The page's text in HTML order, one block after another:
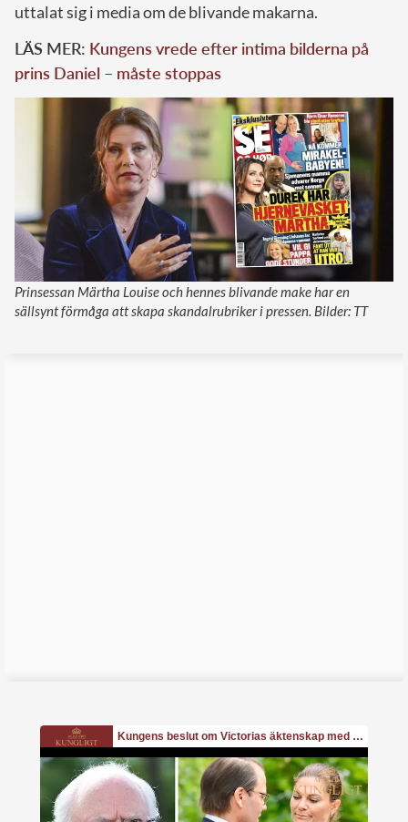
uttalat sig i media om de blivande makarna.
LÄS MER: Kungens vrede efter intima bilderna på
prins Daniel – måste stoppas
Prinsessan Märtha Louise och hennes blivande make har en
sällsynt förmåga att skapa skandalrubriker i pressen. Bilder: TT